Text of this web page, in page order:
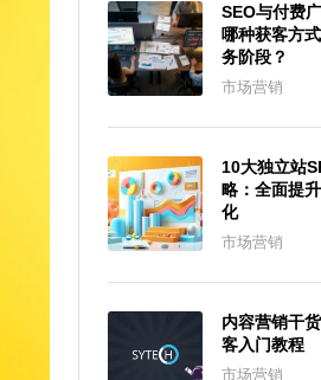
SEO与付费
哪种获客方
务阶段？
市场营销
10大独立站
略：全面提
化
市场营销
内容营销干
客入门教程
市场营销